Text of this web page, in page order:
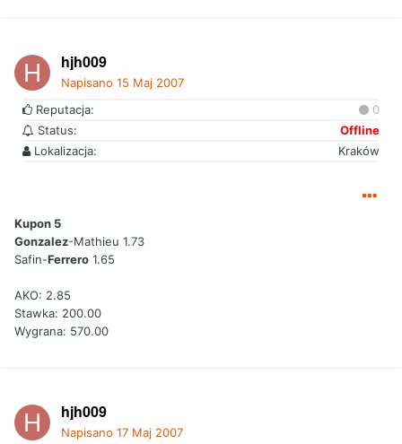
hjh009
Napisano 15 Maj 2007
Reputacja:
0
Status:
Offline
Lokalizacja:
Kraków
Kupon 5
Gonzalez-Mathieu 1.73
Safin-Ferrero 1.65
AKO: 2.85
Stawka: 200.00
Wygrana: 570.00
hjh009
Napisano 17 Maj 2007